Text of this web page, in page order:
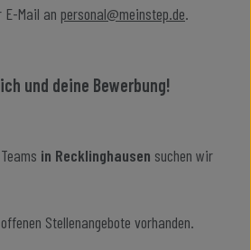
E-Mail an personal@meinstep.de.
und deine Bewerbung!
in Recklinghausen suchen wir
Stellenangebote vorhanden.